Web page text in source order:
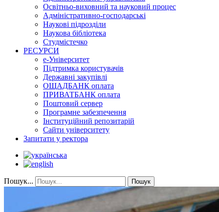
Освітньо-виховний та науковий процес
Адміністративно-господарські
Наукові підрозділи
Наукова бібліотека
Студмістечко
РЕСУРСИ
е-Університет
Підтримка користувачів
Державні закупівлі
ОЩАДБАНК оплата
ПРИВАТБАНК оплата
Поштовий сервер
Програмне забезпечення
Інституційний репозитарій
Сайти університету
Запитати у ректора
Пошук... Пошук